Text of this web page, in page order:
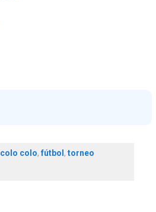
colo colo,fútbol , torneo